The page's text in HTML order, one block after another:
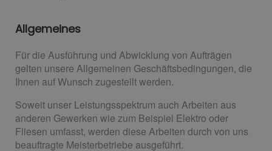
Allgemeines
Für die Ausführung und Abwicklung von Aufträgen
gelten unsere Allgemeinen Geschäftsbedingungen, die
Ihnen auf Wunsch zugestellt werden.
Soweit unser Leistungsspektrum auch Arbeiten aus
anderen Gewerken wie zum Beispiel Elektro oder
Fliesen umfasst, werden diese Arbeiten durch von uns
beauftragte Meisterbetriebe ausgeführt.